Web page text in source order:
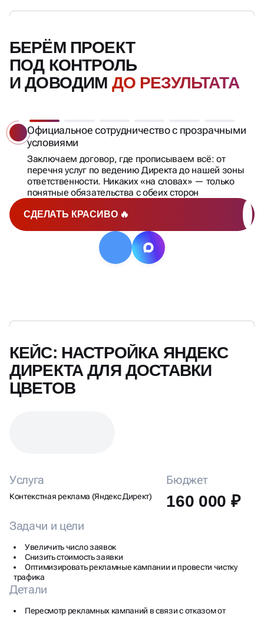
БЕРЁМ ПРОЕКТ
ПОД КОНТРОЛЬ
И ДОВОДИМ ДО РЕЗУЛЬТАТА
СДЕЛАТЬ КРАСИВО 🔥
Официальное сотрудничество с прозрачными
условиями
Заключаем договор, где прописываем всё: от
перечня услуг по ведению Директа до нашей зоны
ответственности. Никаких «на словах» — только
понятные обязательства с обеих сторон
КЕЙС: НАСТРОЙКА ЯНДЕКС
ДИРЕКТА ДЛЯ ДОСТАВКИ
ЦВЕТОВ
Услуга
Контекстная реклама (Яндекс Директ)
Бюджет
160 000 ₽
Задачи и цели
Увеличить число заявок
Снизить стоимость заявки
Оптимизировать рекламные кампании и провести чистку
трафика
Детали
Пересмотр рекламных кампаний в связи с отказом от